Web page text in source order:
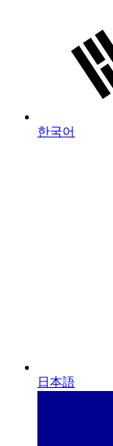
한국어
日本語